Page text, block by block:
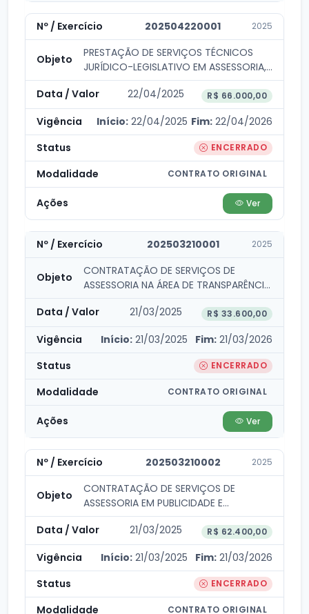
202504220001 2025
PRESTAÇÃO DE SERVIÇOS TÉCNICOS
JURÍDICO-LEGISLATIVO EM ASSESSORIA,
CONSULTORIA E ACOMPANHAMENTO
DAS ATIVIDADES...
22/04/2025 R$ 66.000,00
Início: 22/04/2025 Fim: 22/04/2026
ENCERRADO
CONTRATO ORIGINAL
Ver
202503210001 2025
CONTRATAÇÃO DE SERVIÇOS DE
ASSESSORIA NA ÁREA DE TRANSPARÊNCIA
21/03/2025
R$ 33.600,00
Início: 21/03/2025 Fim: 21/03/2026
ENCERRADO
CONTRATO ORIGINAL
Ver
202503210002 2025
CONTRATAÇÃO DE SERVIÇOS DE
ASSESSORIA EM PUBLICIDADE E
PROPAGANDA PARA ATENDER AS...
21/03/2025
R$ 62.400,00
Início: 21/03/2025 Fim: 21/03/2026
ENCERRADO
CONTRATO ORIGINAL